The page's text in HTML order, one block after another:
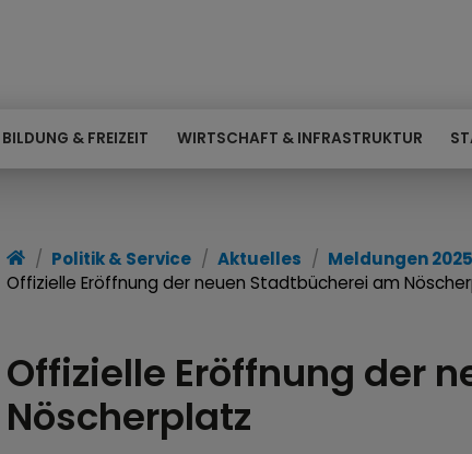
BILDUNG & FREIZEIT WIRTSCHAFT & INFRASTRUKTUR
Politik & Service Aktuelles
Meldungen 2025
Offizielle Eröffnung der neuen Stadtbücherei am
Offizielle Eröffnung der
Nöscherplatz